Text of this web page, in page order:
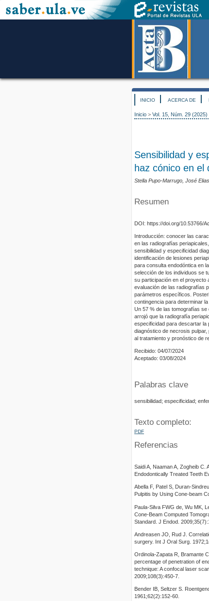
INICIO ACERCA DE
Inicio > Vol. 15, Núm. 29 (2025)
Sensibilidad y
haz cónico en el
Stella Pupo-Marrugo, José
Resumen
DOI: https://doi.org/10.53766/
Introducción: conocer las
en las radiografías
sensibilidad y especificidad
identificación de lesiones
para consulta endodóntica en
selección de los individuos se
su participación en el proyecto
evaluación de las radiografías
parámetros específicos.
contingencia para determinar
Un 57 % de las tomografías se
arrojó que la radiografía
especificidad para descartar la
diagnóstico de necrosis
al tratamiento y pronóstico de
Recibido: 04/07/2024
Aceptado: 03/08/2024
Palabras clave
sensibilidad; especificidad;
Texto completo:
PDF
Referencias
Saidi A, Naaman A, Zogheib
Endodontically Treated Teeth
Abella F, Patel S, Duran-
Pulpitis by Using Cone-beam
Paula-Silva FWG de, Wu MK,
Cone-Beam Computed
Standard. J Endod.
Andreasen JO, Rud J.
surgery. Int J Oral Surg.
Ordinola-Zapata R, Bramante
percentage of penetration of
technique: A confocal laser
2009;108(3):450-7.
Bender IB, Seltzer S.
1961;62(2):152-60.